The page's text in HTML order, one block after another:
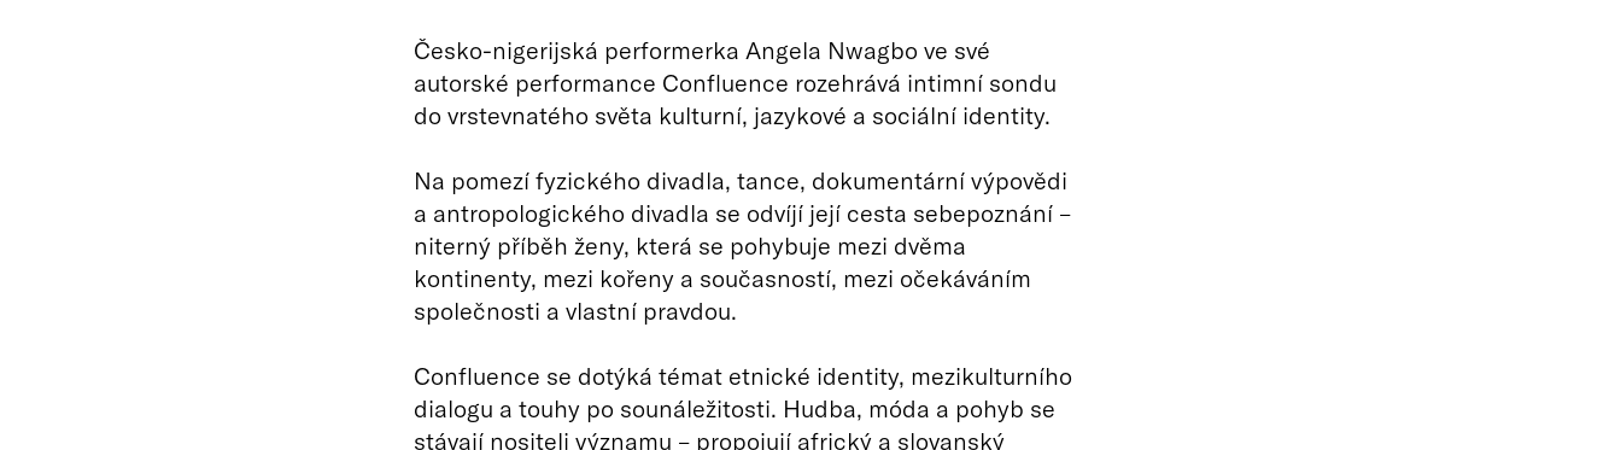
Česko-nigerijská performerka Angela Nwagbo ve své
autorské performance Confluence rozehrává intimní sondu
do vrstevnatého světa kulturní, jazykové a sociální identity.
Na pomezí fyzického divadla, tance, dokumentární výpovědi
a antropologického divadla se odvíjí její cesta sebepoznání –
niterný příběh ženy, která se pohybuje mezi dvěma
kontinenty, mezi kořeny a současností, mezi očekáváním
společnosti a vlastní pravdou.
Confluence se dotýká témat etnické identity, mezikulturního
dialogu a touhy po sounáležitosti. Hudba, móda a pohyb se
stávají nositeli významu – propojují africký a slovanský